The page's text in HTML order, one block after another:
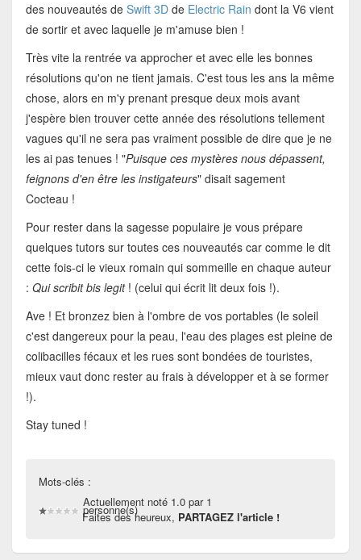
des nouveautés de Swift 3D de Electric Rain dont la V6 vient
de sortir et avec laquelle je m'amuse bien !
Très vite la rentrée va approcher et avec elle les bonnes
résolutions qu'on ne tient jamais. C'est tous les ans la même
chose, alors en m'y prenant presque deux mois avant
j'espère bien trouver cette année des résolutions tellement
vagues qu'il ne sera pas vraiment possible de dire que je ne
les ai pas tenues ! "Puisque ces mystères nous dépassent,
feignons d'en être les instigateurs" disait sagement
Cocteau !
Pour rester dans la sagesse populaire je vous prépare
quelques tutors sur toutes ces nouveautés car comme le dit
cette fois-ci le vieux romain qui sommeille en chaque auteur
: Qui scribit bis legit! (celui qui écrit lit deux fois !).
Ave ! Et bronzez bien à l'ombre de vos portables (le soleil
c'est dangereux pour la peau, l'eau des plages est pleine de
colibacilles fécaux et les rues sont bondées de touristes,
mieux vaut donc rester au frais à développer et à se former
!).
Stay tuned !
Mots-clés :
Actuellement noté 1.0 par 1
personne(s)
Faites des heureux, PARTAGEZ l'article !